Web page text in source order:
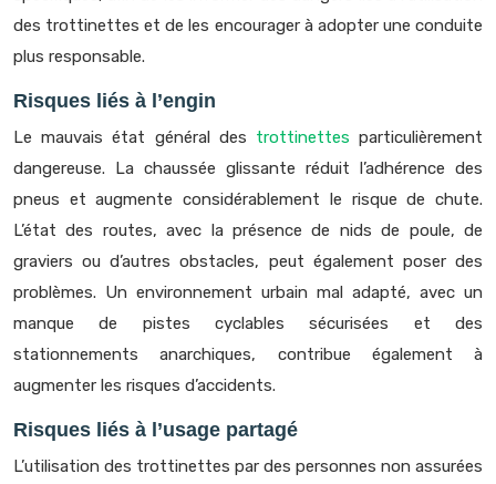
des trottinettes et de les encourager à adopter une conduite
plus responsable.
Risques liés à l’engin
Le mauvais état général des trottinettesparticulièrement
dangereuse. La chaussée glissante réduit l’adhérence des
pneus et augmente considérablement le risque de chute.
L’état des routes, avec la présence de nids de poule, de
graviers ou d’autres obstacles, peut également poser des
problèmes. Un environnement urbain mal adapté, avec un
manque de pistes cyclables sécurisées et des
stationnements anarchiques, contribue également à
augmenter les risques d’accidents.
Risques liés à l’usage partagé
L’utilisation des trottinettes par des personnes non assurées